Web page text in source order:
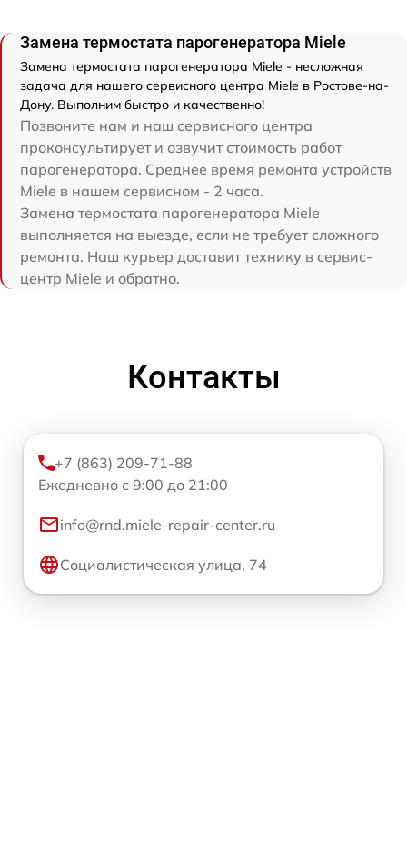
Замена термостата парогенератора Miele
Замена термостата парогенератора Miele - несложная
задача для нашего сервисного центра Miele в Ростове-на-
Дону. Выполним быстро и качественно!
Позвоните нам и наш сервисного центра
проконсультирует и озвучит стоимость работ
парогенератора. Среднее время ремонта устройств
Miele в нашем сервисном - 2 часа.
Замена термостата парогенератора Miele
выполняется на выезде, если не требует сложного
ремонта. Наш курьер доставит технику в сервис-
центр Miele и обратно.
Контакты
+7 (863) 209-71-88
Ежедневно с 9:00 до 21:00
info@rnd.miele-repair-center.ru
Социалистическая улица, 74